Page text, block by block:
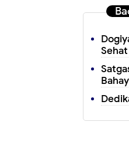
Sehat